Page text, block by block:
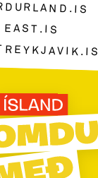
EAST.IS